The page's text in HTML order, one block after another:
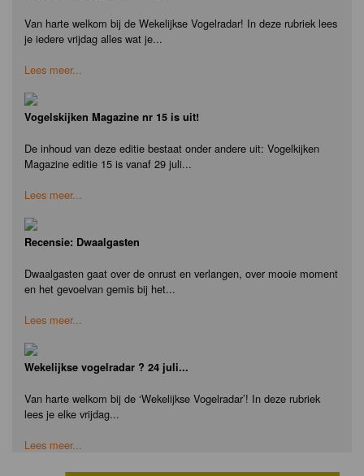
Van harte welkom bij de Wekelijkse Vogelradar! In deze rubriek lees
je iedere vrijdag alles wat je...
Lees meer...
Vogelskijken Magazine nr 15 is uit!
De inhoud van deze editie bestaat onder andere uit: Vogelkijken
Magazine editie 15 is vanaf 29 juli...
Lees meer...
Recensie: Dwaalgasten
Dwaalgasten gaat over de onrust en verlangen, over mooie moment
en het gevoelvan gemis bij het...
Lees meer...
Wekelijkse vogelradar ? 24 juli...
Van harte welkom bij de ‘Wekelijkse Vogelradar’! In deze rubriek
lees je elke vrijdag...
Lees meer...